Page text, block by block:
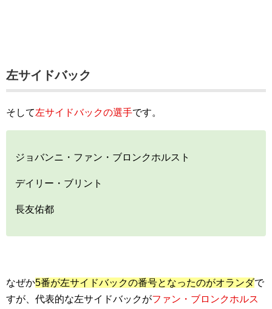
左サイドバック
そして左サイドバックの選手です。
ジョバンニ・ファン・ブロンクホルスト
デイリー・ブリント
長友佑都
なぜか5番が左サイドバックの番号となったのがオランダで
すが、代表的な左サイドバックがファン・ブロンクホルス